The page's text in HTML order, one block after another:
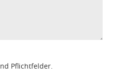
Pflichtfelder.